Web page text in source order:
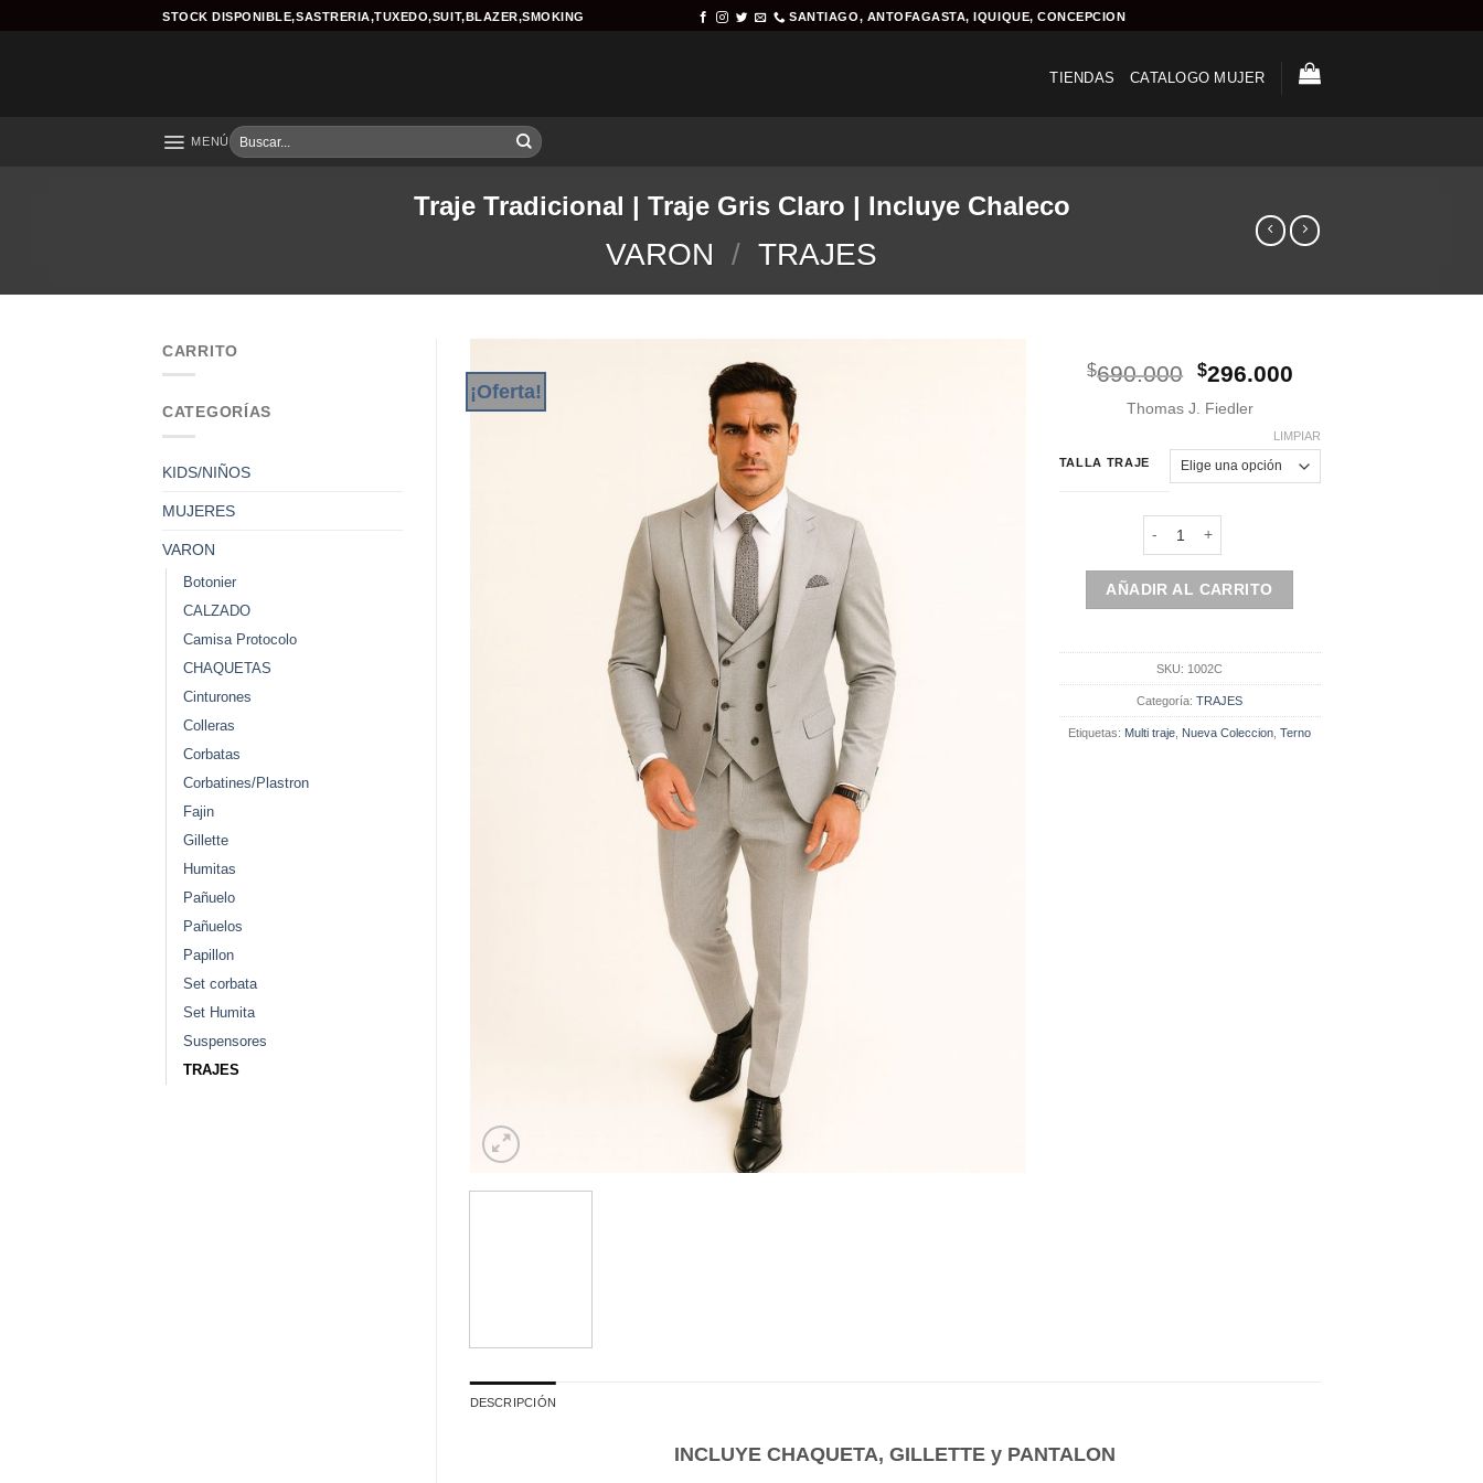
STOCK DISPONIBLE,SASTRERIA,TUXEDO,SUIT,BLAZER,SMOKING SANTIAGO, ANTOFAGASTA, IQUIQUE, CONCEPCION
TIENDAS CATALOGO MUJER
MENÚ
Buscar
por:
Traje Tradicional | Traje Gris Claro | Incluye Chaleco
VARON / TRAJES
CARRITO
CATEGORÍAS
KIDS/NIÑOS
MUJERES
VARON
Botonier
CALZADO
Camisa Protocolo
CHAQUETAS
Cinturones
Colleras
Corbatas
Corbatines/Plastron
Fajin
Gillette
Humitas
Pañuelo
Pañuelos
Papillon
Set corbata
Set Humita
Suspensores
TRAJES
¡Oferta!
$690.000 El
original
$690.000.
$296.000El
es:
$296.000.
Thomas J. Fiedler
TALLA TRAJE
LIMPIAR
AÑADIR AL CARRITO
SKU: 1002C
Categoría:TRAJES
Etiquetas: Multi traje, Nueva Coleccion,Terno
DESCRIPCIÓN
INCLUYE CHAQUETA, GILLETTE y PANTALON